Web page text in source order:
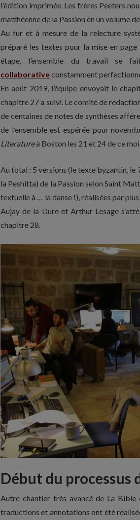
l’édition imprimée. Les frères Peeters
matthéenne de la Passion en un volume
Au fur et à mesure de la relecture
préparé les textes pour la mise en page
étape, l’ensemble du travail se
collaborativeconstamment
En août 2019, l’équipe envoyait le
chapitre 27 a suivi. Le comité de
de centaines de notes de synthèses
de l’ensemble est espérée pour
Literatureà Boston les 21 et 24 de ce
Au total : 5 versions (le texte byzantin, le
la Peshitta) de la Passion selon Saint
textuelle à … la danse !), réalisées par
Aujay de la Dure et Arthur Lesage
chapitre 28.
Début du processus
Autre chantier très avancé de La Bible
traductions et annotations ont été